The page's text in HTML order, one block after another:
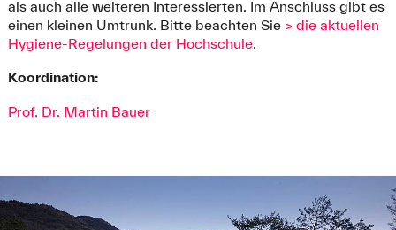
als auch alle weiteren Interessierten. Im Anschluss gibt es
einen kleinen Umtrunk. Bitte beachten Sie > die aktuellen
Hygiene-Regelungen der Hochschule.
Koordination:
Prof. Dr. Martin Bauer